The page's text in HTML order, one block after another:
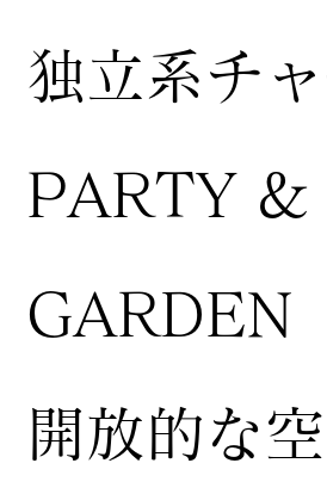
独立系チ
PARTY &
GARDEN
開放的な空